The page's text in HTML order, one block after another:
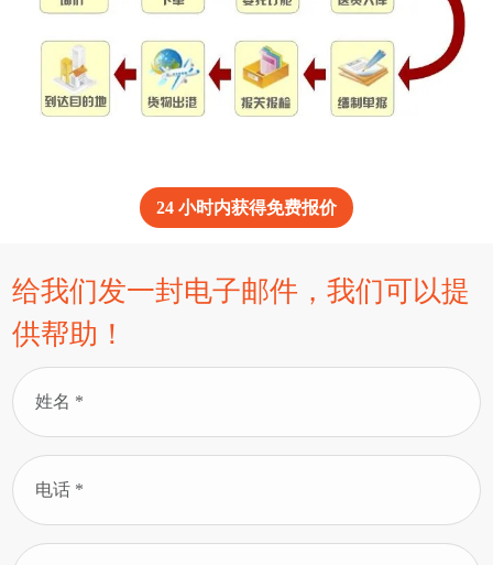
24 小时内获得免费报价
给我们发一封电子邮件，我们可以提
供帮助！